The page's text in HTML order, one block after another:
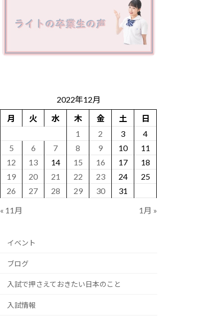
2022年12月
月
火 水 木 金 土
日
1
2 3
4
5
6 7 8 9 10
11
12
13 14 15 16 17
18
19
20 21 22 23 24
25
26
27 28 29 30 31
« 11月 1月 »
イベント
ブログ
入試で押さえておきたい日本のこと
入試情報